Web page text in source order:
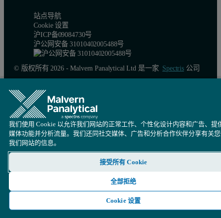
站点导航
Cookie 设置
沪ICP备09084730号
沪公网安备 31010402005488号
© 版权所有 2026 - Malvern Panalytical Ltd 是一家 Spectris公司
我们使用 Cookie 以允许我们网站的正常工作、个性化设计内容和广告、提
媒体功能并分析流量。我们还同社交媒体、广告和分析合作伙伴分享有关
我们网站的信息。
接受所有 Cookie
全部拒绝
Cookie 设置